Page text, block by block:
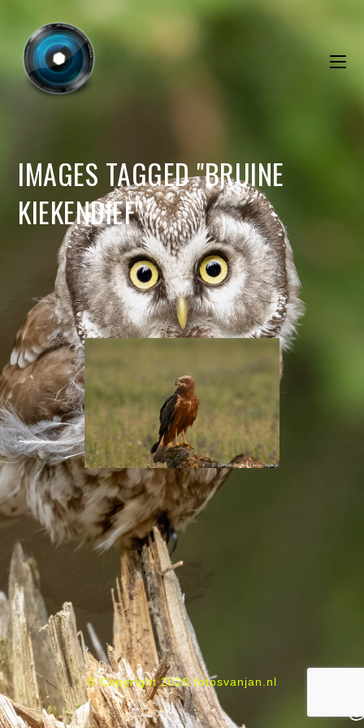
IMAGES TAGGED "BRUINE
KIEKENDIEF"
© Copyright 2026 fotosvanjan.nl